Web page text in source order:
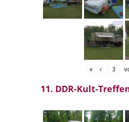
« ‹
11. DDR-Kult-